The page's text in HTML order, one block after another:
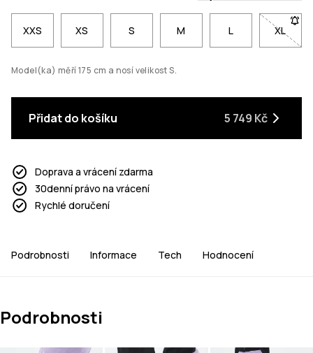
XXS XS S M L XL
-
Model(ka) měří 175 cm a nosí velikost S.
Přidat do košíku 5 749 Kč
Doprava a vrácení zdarma
30denní právo na vrácení
Rychlé doručení
Podrobnosti Informace Tech Hodnocení
Podrobnosti